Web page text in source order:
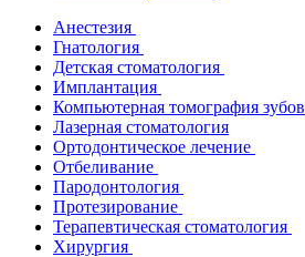
Анестезия
Гнатология
Детская стоматология
Имплантация
Компьютерная томография зубов
Лазерная стоматология
Ортодонтическое лечение
Отбеливание
Пародонтология
Протезирование
Терапевтическая стоматология
Хирургия